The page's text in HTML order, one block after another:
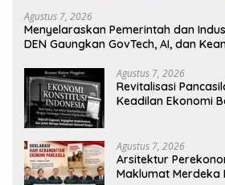
Agustus 7, 2026
Menyelaraskan Pemerintah dan
DEN Gaungkan GovTech, AI, dan
Agustus 7, 2026
Revitalisasi
Keadilan Ekonomi
Agustus 7, 2026
Arsitektur
Maklumat